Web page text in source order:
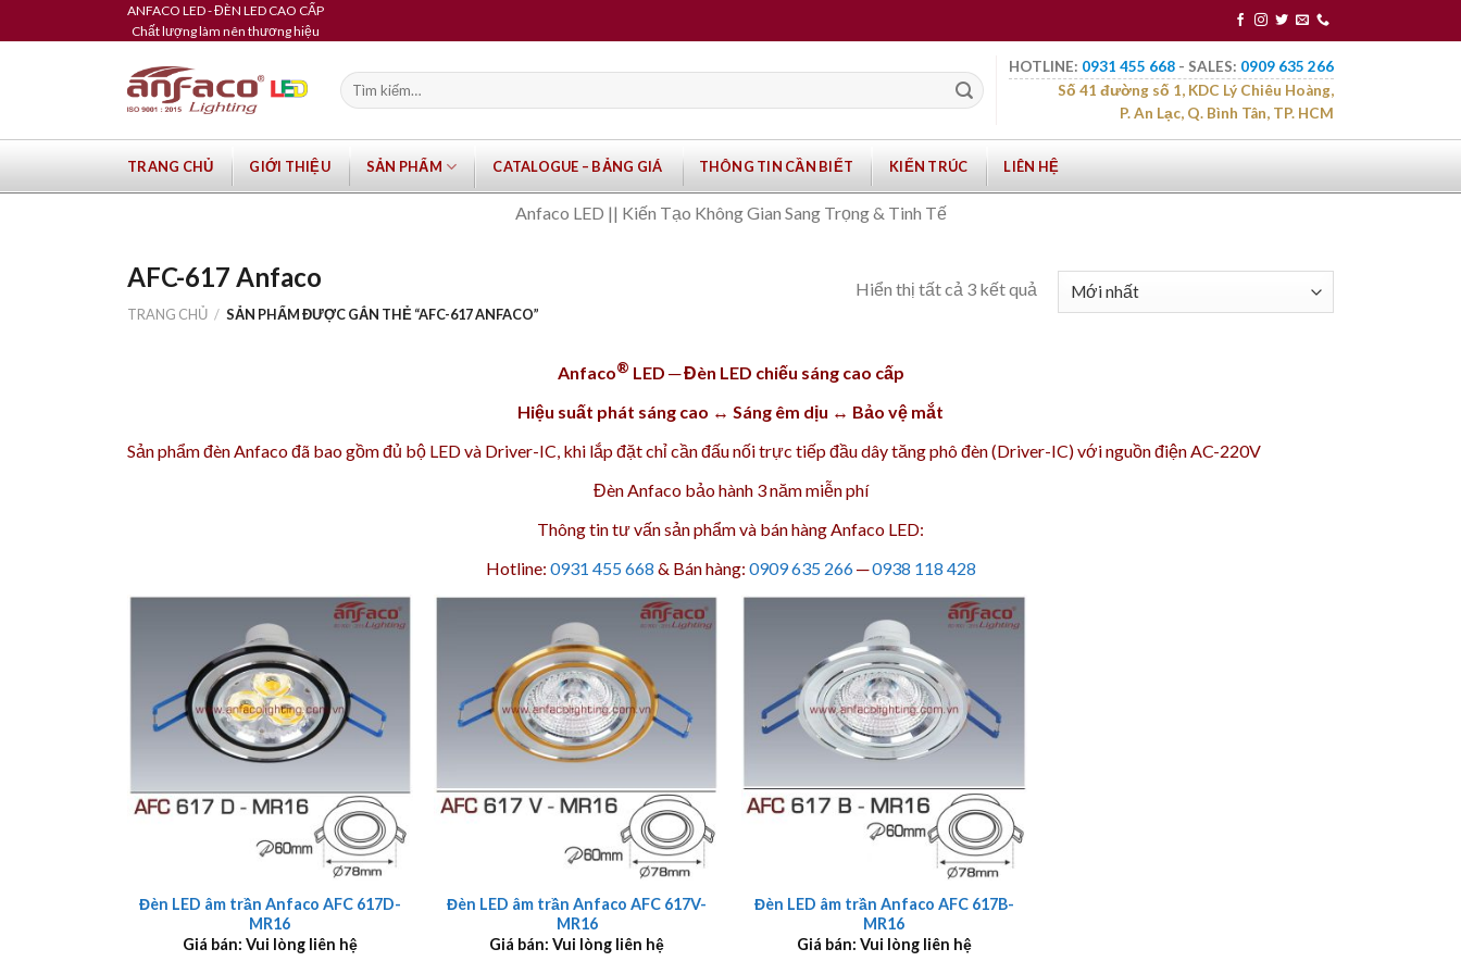
to
ANFACO LED - ĐÈN LED CAO CẤP
Chất lượng làm nên thương hiệu
Tìm
kiếm:
HOTLINE: 0931 455 668 - SALES: 0909 635 266
Số 41 đường số 1, KDC Lý Chiêu Hoàng,
P. An Lạc, Q. Bình Tân, TP. HCM
TRANG CHỦ GIỚI THIỆU SẢN PHẨM CATALOGUE – BẢNG GIÁ THÔNG TIN CẦN BIẾT KIẾN TRÚC LIÊN HỆ
Anfaco LED || Kiến Tạo Không Gian Sang Trọng & Tinh Tế
AFC-617 Anfaco
TRANG CHỦ / SẢN PHẨM ĐƯỢC GẮN THẺ “AFC-617 ANFACO”
Hiển thị tất cả 3 kết quả
Anfaco® LED ─ Đèn LED chiếu sáng cao cấp
Hiệu suất phát sáng cao ↔ Sáng êm dịu ↔ Bảo vệ mắt
Sản phẩmđèn Anfacođã bao gồm đủ bộ LED và Driver-IC, khi lắp đặt chỉ cần đấu nối trực tiếp đầu dây tăng phô đèn (Driver-IC) với nguồn điện AC-220V
Đèn Anfaco bảo hành 3 nămmiễn phí
Thông tin tư vấn sản phẩm và bán hàng Anfaco LED:
Hotline: 0931 455 668 & Bán hàng: 0909 635 266─0938 118 428
Đèn LED âm trần Anfaco AFC 617D-
MR16
Giá bán: Vui lòng liên hệ
Đèn LED âm trần Anfaco AFC 617V-
MR16
Giá bán: Vui lòng liên hệ
Đèn LED âm trần Anfaco AFC 617B-
MR16
Giá bán: Vui lòng liên hệ